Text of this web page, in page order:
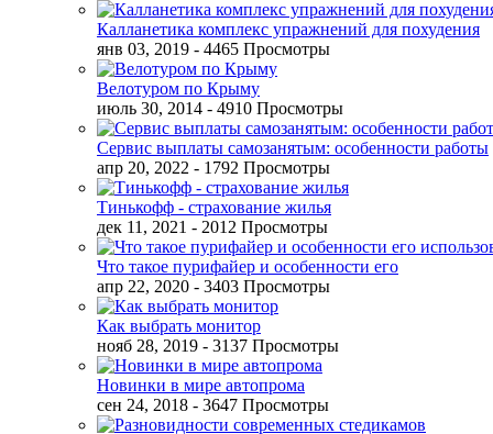
Калланетика комплекс упражнений для похудения
янв 03, 2019 - 4465 Просмотры
Велотуром по Крыму
июль 30, 2014 - 4910 Просмотры
Сервис выплаты самозанятым: особенности работы
апр 20, 2022 - 1792 Просмотры
Тинькофф - страхование жилья
дек 11, 2021 - 2012 Просмотры
Что такое пурифайер и особенности его
апр 22, 2020 - 3403 Просмотры
Как выбрать монитор
нояб 28, 2019 - 3137 Просмотры
Новинки в мире автопрома
сен 24, 2018 - 3647 Просмотры